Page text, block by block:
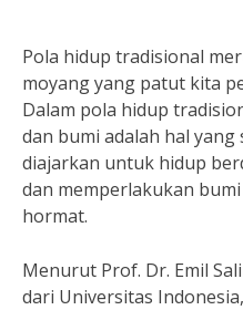
Pola hidup tradisional
moyang yang patut kita
Dalam pola hidup
dan bumi adalah hal
diajarkan untuk hidup
dan memperlakukan
hormat.
Menurut Prof. Dr. Emil
dari Universitas